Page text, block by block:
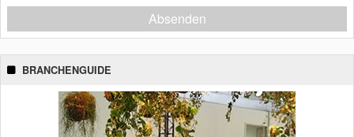
Absenden
BRANCHENGUIDE